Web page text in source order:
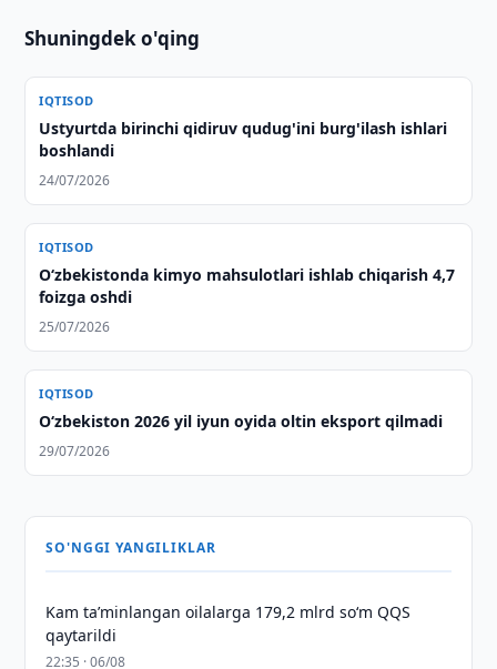
Shuningdek o'qing
IQTISOD
Ustyurtda birinchi qidiruv qudug'ini burg'ilash ishlari
boshlandi
24/07/2026
IQTISOD
O‘zbekistonda kimyo mahsulotlari ishlab chiqarish 4,7
foizga oshdi
25/07/2026
IQTISOD
O‘zbekiston 2026 yil iyun oyida oltin eksport qilmadi
29/07/2026
SO'NGGI YANGILIKLAR
Kam taʼminlangan oilalarga 179,2 mlrd so‘m QQS
qaytarildi
22:35 · 06/08